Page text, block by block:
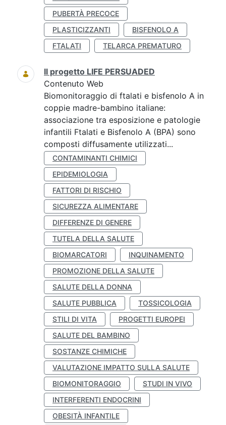
PUBERTÀ PRECOCE
PLASTICIZZANTI
BISFENOLO A
FTALATI
TELARCA PREMATURO
Il progetto LIFE PERSUADED
Contenuto Web
Biomonitoraggio di ftalati e bisfenolo A in
coppie madre-bambino italiane:
associazione tra esposizione e patologie
infantili Ftalati e Bisfenolo A (BPA) sono
composti diffusamente utilizzati...
CONTAMINANTI CHIMICI
EPIDEMIOLOGIA
FATTORI DI RISCHIO
SICUREZZA ALIMENTARE
DIFFERENZE DI GENERE
TUTELA DELLA SALUTE
BIOMARCATORI
INQUINAMENTO
PROMOZIONE DELLA SALUTE
SALUTE DELLA DONNA
SALUTE PUBBLICA
TOSSICOLOGIA
STILI DI VITA
PROGETTI EUROPEI
SALUTE DEL BAMBINO
SOSTANZE CHIMICHE
VALUTAZIONE IMPATTO SULLA SALUTE
BIOMONITORAGGIO
STUDI IN VIVO
INTERFERENTI ENDOCRINI
OBESITÀ INFANTILE